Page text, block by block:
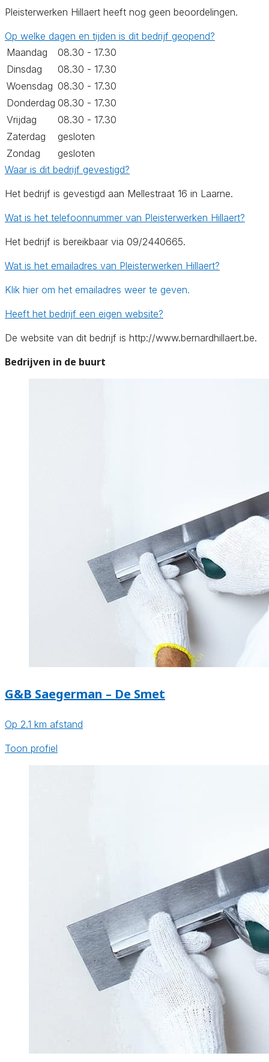
Pleisterwerken Hillaert heeft nog geen beoordelingen.
Op welke dagen en tijden is dit bedrijf geopend?
Maandag
08.30 - 17.30
Dinsdag
08.30 - 17.30
Woensdag 08.30 - 17.30
Donderdag 08.30 - 17.30
Vrijdag
08.30 - 17.30
Zaterdag
gesloten
Zondag
gesloten
Waar is dit bedrijf gevestigd?
Het bedrijf is gevestigd aan Mellestraat 16 in Laarne.
Wat is het telefoonnummer van Pleisterwerken Hillaert?
Het bedrijf is bereikbaar via 09/2440665.
Wat is het emailadres van Pleisterwerken Hillaert?
Klik hier om het emailadres weer te geven.
Heeft het bedrijf een eigen website?
De website van dit bedrijf is http://www.bernardhillaert.be.
Bedrijven in de buurt
G&B Saegerman – De Smet
Op 2.1 km afstand
Toon profiel